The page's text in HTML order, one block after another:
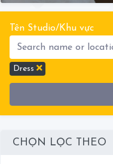
Tên Studio/Khu vực
Dress
CHỌN LỌC THEO